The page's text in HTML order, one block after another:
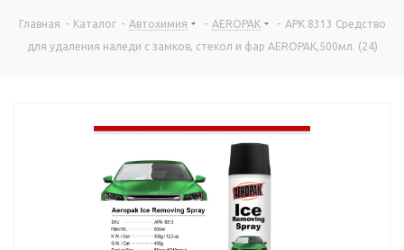
Главная - Каталог - Автохимия - AEROPAK - APK 8313 Средство
для удаления наледи с замков, стекол и фар AEROPAK,500мл. (24)